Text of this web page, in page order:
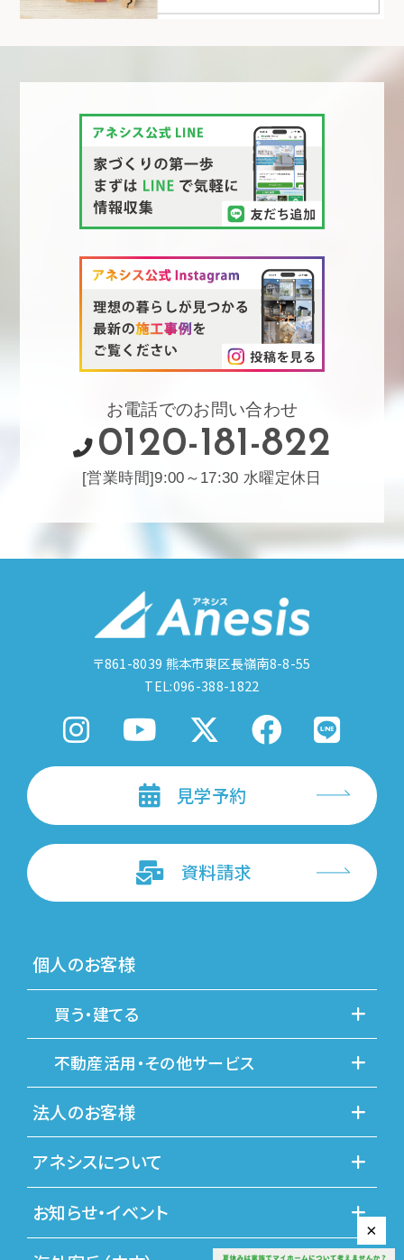
お電話でのお問い合わせ
0120-181-822
[営業時間]9:00～17:30 水曜定休日
〒861-8039 熊本市東区長嶺南8-8-55
TEL:096-388-1822
見学予約
資料請求
個人のお客様
買う・建てる
不動産活用・その他サービス
法人のお客様
お知らせ・イベント
アネシスについて
×